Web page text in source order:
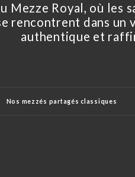
Mezze Royal, où les
rencontrent dans un
authentique et
Nos mezzés partagés classiques